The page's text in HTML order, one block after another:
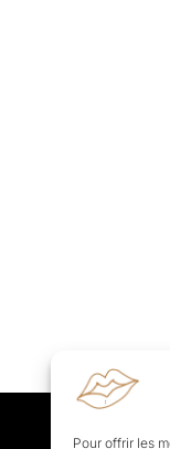
Pour offrir les